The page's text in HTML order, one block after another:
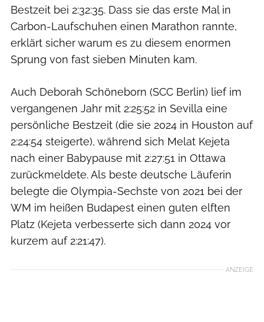
Bestzeit bei 2:32:35. Dass sie das erste Mal in
Carbon-Laufschuhen einen Marathon rannte,
erklärt sicher warum es zu diesem enormen
Sprung von fast sieben Minuten kam.
Auch Deborah Schöneborn (SCC Berlin) lief im
vergangenen Jahr mit 2:25:52 in Sevilla eine
persönliche Bestzeit (die sie 2024 in Houston auf
2:24:54 steigerte), während sich Melat Kejeta
nach einer Babypause mit 2:27:51 in Ottawa
zurückmeldete. Als beste deutsche Läuferin
belegte die Olympia-Sechste von 2021 bei der
WM im heißen Budapest einen guten elften
Platz (Kejeta verbesserte sich dann 2024 vor
kurzem auf 2:21:47).
ANZEIGE